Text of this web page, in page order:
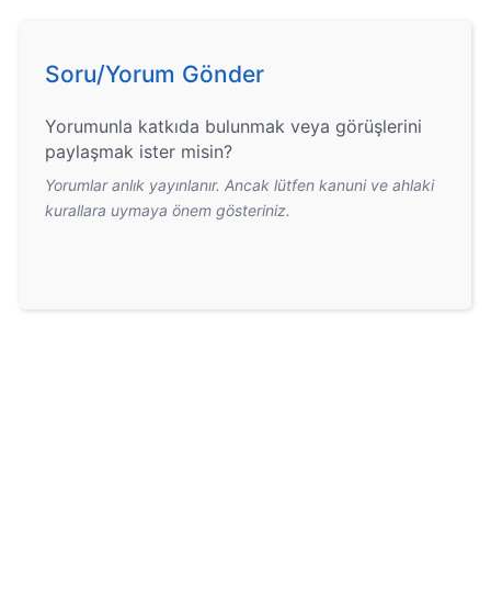
Soru/Yorum Gönder
Yorumunla katkıda bulunmak veya görüşlerini
paylaşmak ister misin?
Yorumlar anlık yayınlanır. Ancak lütfen kanuni ve ahlaki
kurallara uymaya önem gösteriniz.